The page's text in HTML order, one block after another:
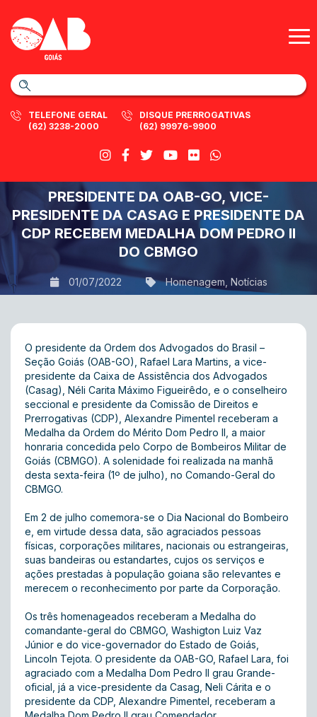
TELEFONE GERAL
(62) 3238-2000
DISQUE PRERROGATIVAS
(62) 99976-9900
PRESIDENTE DA OAB-GO, VICE-
PRESIDENTE DA CASAG E PRESIDENTE DA
CDP RECEBEM MEDALHA DOM PEDRO II
DO CBMGO
01/07/2022 Homenagem Notícias
O presidente da Ordem dos Advogados do Brasil –
Seção Goiás (OAB-GO), Rafael Lara Martins, a vice-
presidente da Caixa de Assistência dos Advogados
(Casag), Néli Carita Máximo Figueirêdo, e o conselheiro
seccional e presidente da Comissão de Direitos e
Prerrogativas (CDP), Alexandre Pimentel receberam a
Medalha da Ordem do Mérito Dom Pedro II, a maior
honraria concedida pelo Corpo de Bombeiros Militar de
Goiás (CBMGO). A solenidade foi realizada na manhã
desta sexta-feira (1º de julho), no Comando-Geral do
CBMGO.
Em 2 de julho comemora-se o Dia Nacional do Bombeiro
e, em virtude dessa data, são agraciados pessoas
físicas, corporações militares, nacionais ou estrangeiras,
suas bandeiras ou estandartes, cujos os serviços e
ações prestadas à população goiana são relevantes e
merecem o reconhecimento por parte da Corporação.
Os três homenageados receberam a Medalha do
comandante-geral do CBMGO, Washigton Luiz Vaz
Júnior e do vice-governador do Estado de Goiás,
Lincoln Tejota. O presidente da OAB-GO, Rafael Lara, foi
agraciado com a Medalha Dom Pedro II grau Grande-
oficial, já a vice-presidente da Casag, Neli Cárita e o
presidente da CDP, Alexandre Pimentel, receberam a